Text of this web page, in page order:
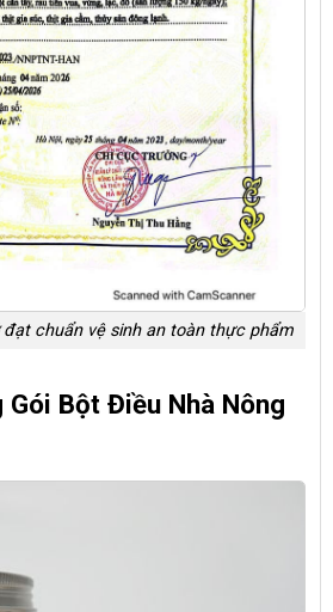
chuẩn vệ sinh an toàn thực phẩm
Gói Bột Điều Nhà Nông